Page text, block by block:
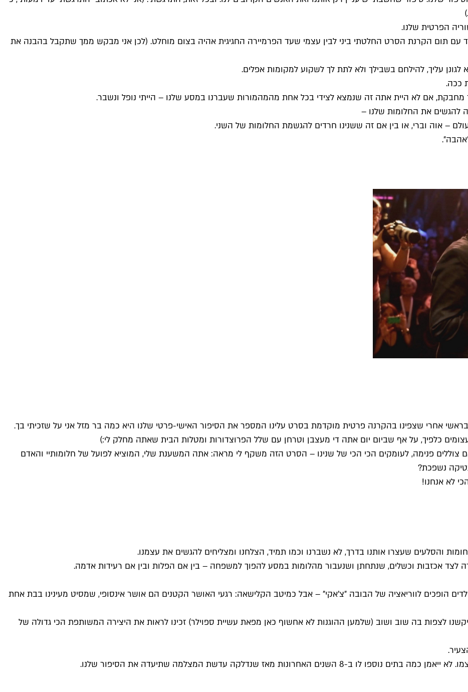
הפרטית שלנו.
זאת, נחרדתי והזדעזעתי עד כמה הייתי רזה ב-2013 ומיד עם תום הקרנת הסרט החלטתי ביני לבין עצמי שעד הפרמיירה החגיגית אהיה בצום מוחלט. (לכן אני מבקש ממך שתקבל בהבנה את
עליך, להילחם בשבילך ולא לתת לך לשקוע למקומות אפלים.
ככה.
מחבקת, אם לא היית אתה זה שנמצא לצידי בכל אחת מהמהמורות שעברנו במסע שלנו – הייתי נופל ונשבר.
להגשים את החלומות שלנו –
– אוה וברי, או בין אם זה ששנינו חרדים להגשמת החלומות של השני.
אחרי שצפינו בהקרנה פרטית מוקדמת בסרט עלינו המספר את הסיפור האישי-פרטי שלנו היא כמה בר מזל אני על שזכיתי בך.
כלפיך, על אף שביום יום אתה די מעצבן וטרחן עם שלל הפרוצדורות ומטלות הבית שאתה מחלק לי:)
פנימה, לעומקים הכי הכי של שנינו – הסרט הזה משקף לי מראה: אתה המשענת שלי, המוציא לפועל של חלומותיי והאדם
נשפכת?
לא אנחנו!
והסלעים שעצרו אותנו בדרך, לא נשברנו וכמו תמיד, הצלחנו ומצליחים להגשים את עצמנו.
מרנינה 24/7 וישנן סיטואציות שהילדים הופכים לווריאציה של הבובה ״צ׳אקי״ – אבל כמיטב הקלישאה: רגעי האושר הקטנים הם אושר אינסופי, שמסיט מעינינו בבת אחת
לצפות בה שוב ושוב (שלמען ההוגנות לא אחשוף כאן מפאת עשיית ספוילר) זכינו לראות את היצירה המשותפת הכי גדולה של
מאז שנדלקה עדשת המצלמה שתיעדה את הסיפור שלנו.